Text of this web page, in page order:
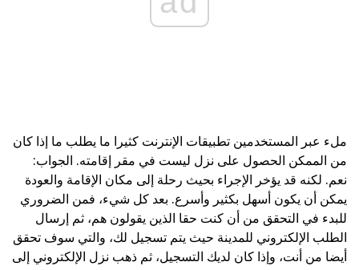
ملء عبر المستخدمين تطبيقات الإنترنت كثيرا ما يطلب ما إذا كان
من الممكن الحصول على نزل ليست في مقر إقامته. الجواب:
نعم. لكنه قد يؤخر الإجراء بحيث رحلة إلى مكان الإقامة والعودة
يمكن أن يكون أسهل بكثير وأسرع. بعد كل شيء، فمن الضروري
للبدء في التحقق من أن كنت حقا الذين يقولون هم، ثم إرسال
الطلب الإلكتروني للمدينة حيث يتم تسجيل لك، والتي سوف تحقق
أيضا من أنت، وإذا كان لديك التسجيل، ثم ذهب نزل الإلكتروني إلى